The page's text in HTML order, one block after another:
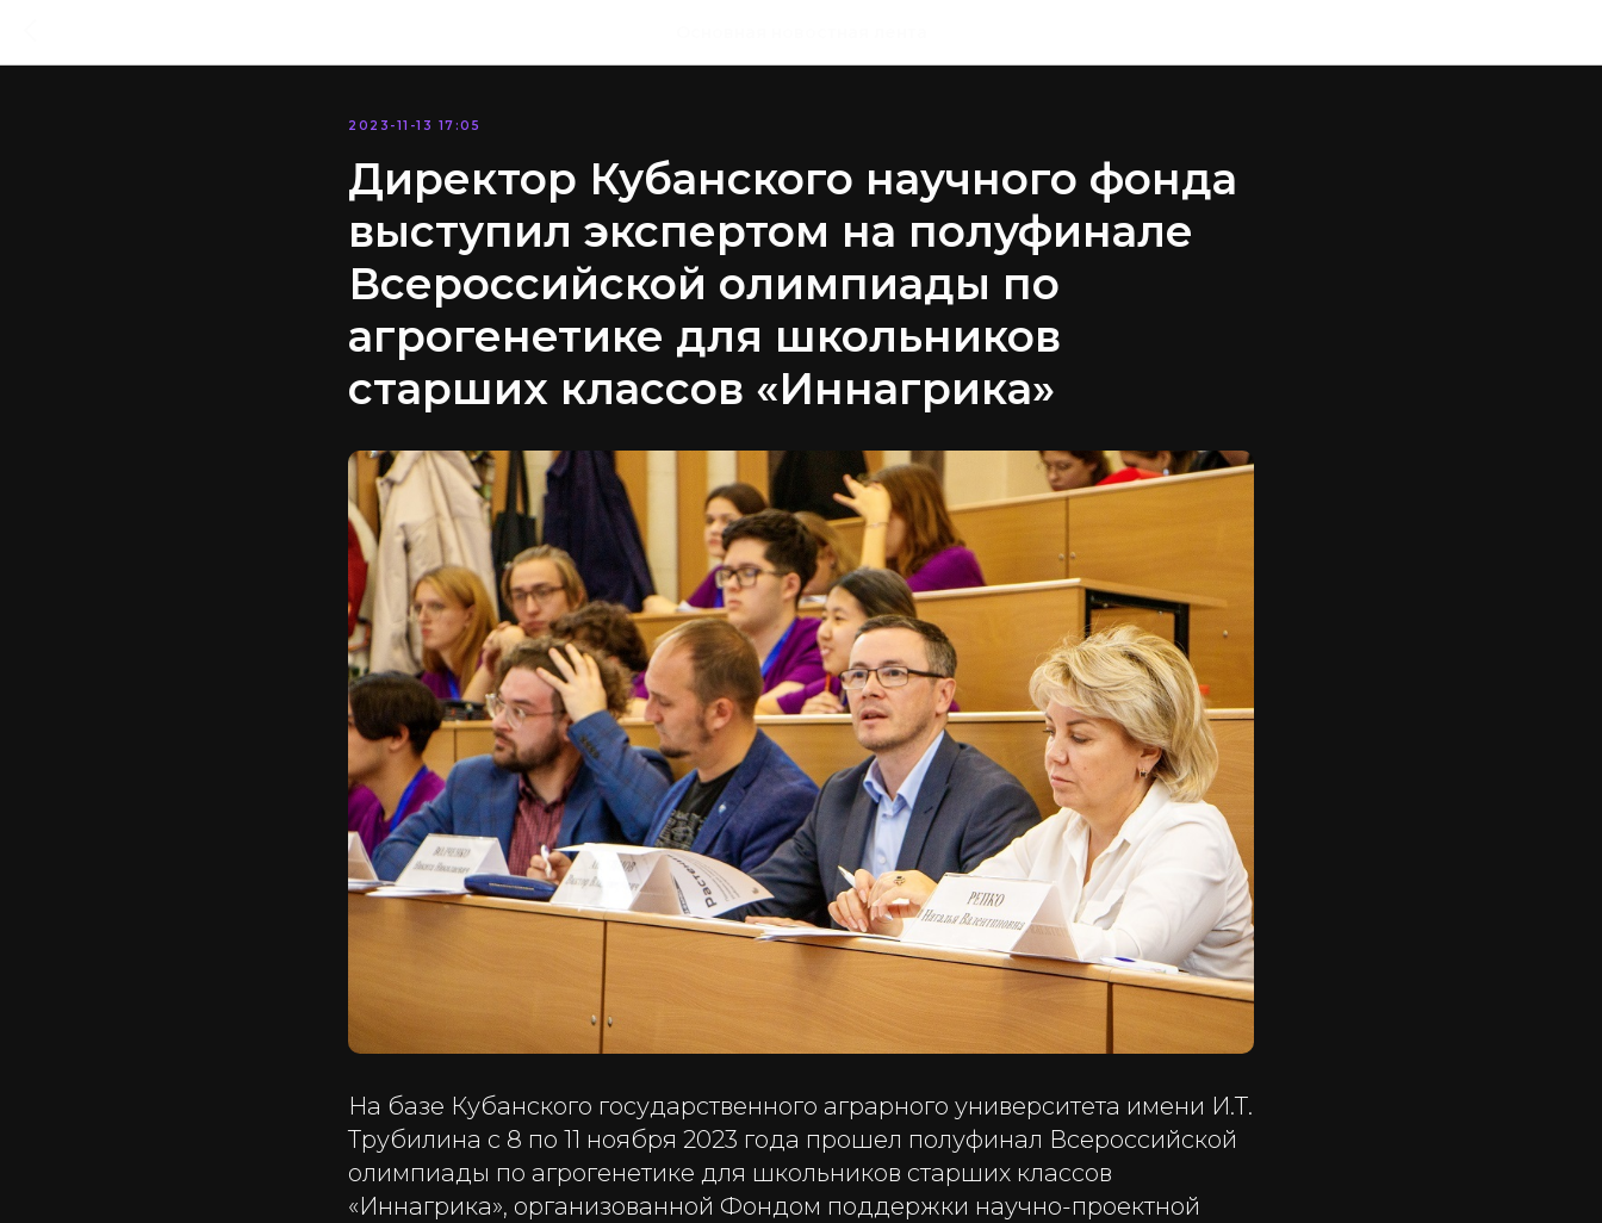
2023-11-13 17:05
Директор Кубанского научного фонда
выступил экспертом на полуфинале
Всероссийской олимпиады по
агрогенетике для школьников
старших классов «Иннагрика»
На базе Кубанского государственного аграрного университета имени И.Т.
Трубилина с 8 по 11 ноября 2023 года прошел полуфинал Всероссийской
олимпиады по агрогенетике для школьников старших классов
«Иннагрика», организованной Фондом поддержки научно-проектной